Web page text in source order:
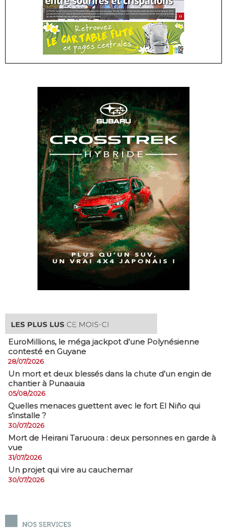
EuroMillions, ​le méga jackpot d’une Polynésienne
contesté en Guyane
28/07/2026
​Un mort et deux blessés dans la chute d’un engin de
chantier à Punaauia
05/08/2026
Quelles menaces guettent avec le fort El Niño qui
s’installe ?
30/07/2026
Mort de Heirani Taruoura : deux personnes en garde à
vue
31/07/2026
Un projet qui vire au cauchemar
30/07/2026